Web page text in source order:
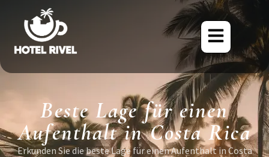
Beste Lage für einen
Aufenthalt in Costa Rica
Erkunden Sie die beste Lage für einen Aufenthalt in Costa